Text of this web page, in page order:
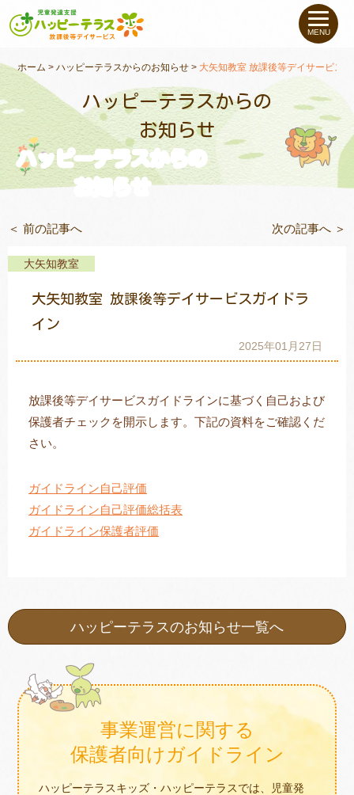
私たちについて
未就学のお子さま（０〜６才）
小学生〜高校生の お子さま
支援事例
教室一覧
トレキング DIDIM
MENU
ホーム >ハッピーテラスからのお知らせ > 大矢知教室 放課後等デイサービス
ハッピーテラスからの
お知らせ
ハッピーテラスからの
お知らせ
＜ 前の記事へ 次の記事へ ＞
大矢知教室
大矢知教室 放課後等デイサービスガイドラ
イン
2025年01月27日
放課後等デイサービスガイドラインに基づく自己および
保護者チェックを開示します。下記の資料をご確認くだ
さい。
ガイドライン自己評価
ガイドライン自己評価総括表
ガイドライン保護者評価
ハッピーテラスのお知らせ一覧へ
事業運営に関する
保護者向けガイドライン
ハッピーテラスキッズ・ハッピーテラスでは、児童発